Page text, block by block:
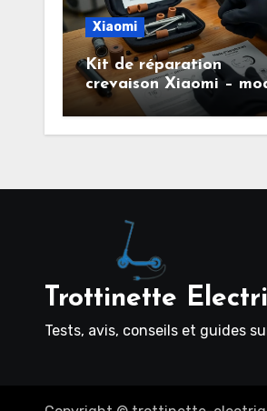
Xiaomi
Kit de réparation
crevaison Xiaomi –
d’emploi pour entretenir
facilement ses pneus
Trottinette
Tests, avis, conseils et guides